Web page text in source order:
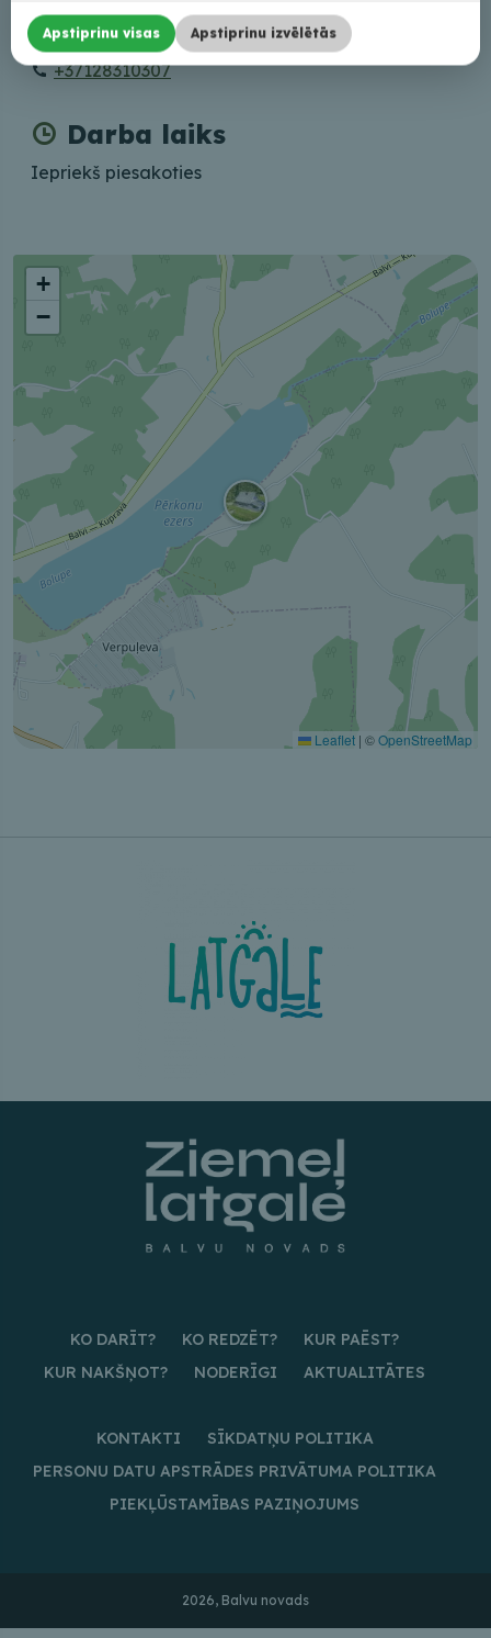
aigars-grimins@inbox.lv
+37128310307
Darba laiks
Iepriekš piesakoties
+
−
Leaflet | ©OpenStreetMap
KO DARĪT? KO REDZĒT?
KUR PAĒST?
KUR NAKŠŅOT?
NODERĪGI AKTUALITĀTES
KONTAKTI
SĪKDATŅU POLITIKA
PERSONU DATU APSTRĀDES PRIVĀTUMA POLITIKA
PIEKĻŪSTAMĪBAS PAZIŅOJUMS
2026, Balvu novads
Apstiprinu visas Apstiprinu izvēlētās